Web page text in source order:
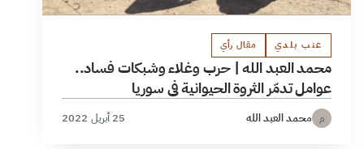
عنب بلدي مقال رأي
محمد العبد الله | حرب وغلاء وشبكات فساد..
عوامل تدمّر الثروة الحيوانية في سوريا
م محمد العبد الله 25 أبريل 2022